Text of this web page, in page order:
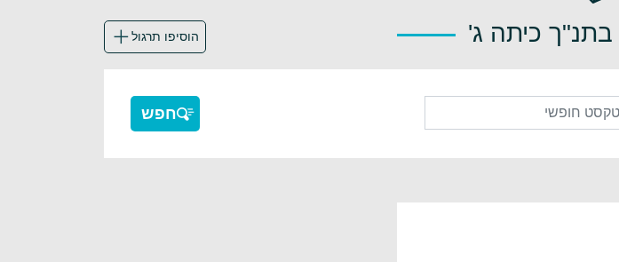
בתנ"ך כיתה ג' הוסיפו תרגול